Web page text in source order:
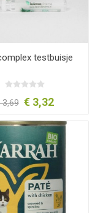
testbuisje
3,69 € 3,32